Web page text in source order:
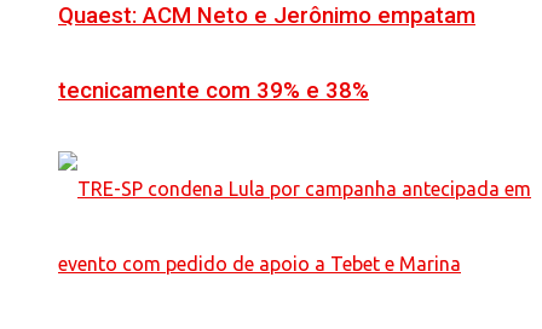
Quaest: ACM Neto e Jerônimo empatam
tecnicamente com 39% e 38%